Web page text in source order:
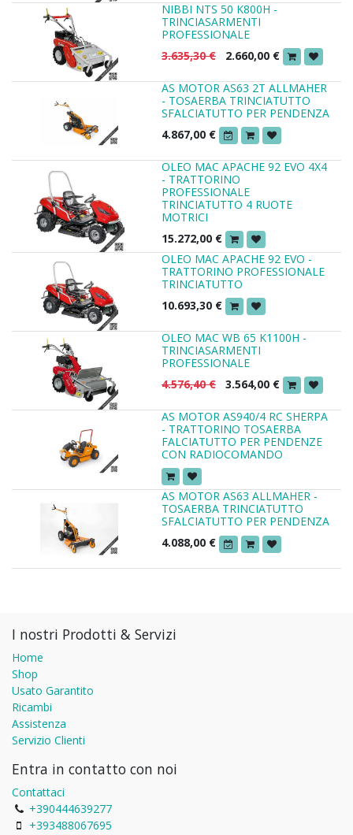
NIBBI NTS 50 K800H -
TRINCIASARMENTI
PROFESSIONALE
3.635,30€ 2.660,00 €
AS MOTOR AS63 2T ALLMAHER
- TOSAERBA TRINCIATUTTO
SFALCIATUTTO PER PENDENZA
4.867,00 €
OLEO MAC APACHE 92 EVO 4X4
- TRATTORINO
PROFESSIONALE
TRINCIATUTTO 4 RUOTE
MOTRICI
15.272,00 €
OLEO MAC APACHE 92 EVO -
TRATTORINO PROFESSIONALE
TRINCIATUTTO
10.693,30 €
OLEO MAC WB 65 K1100H -
TRINCIASARMENTI
PROFESSIONALE
4.576,40€ 3.564,00 €
AS MOTOR AS940/4 RC SHERPA
- TRATTORINO TOSAERBA
FALCIATUTTO PER PENDENZE
CON RADIOCOMANDO
AS MOTOR AS63 ALLMAHER -
TOSAERBA TRINCIATUTTO
SFALCIATUTTO PER PENDENZA
4.088,00 €
I nostri Prodotti & Servizi
Home
Shop
Usato Garantito
Ricambi
Assistenza
Servizio Clienti
Entra in contatto con noi
Contattaci
+390444639277
+393488067695